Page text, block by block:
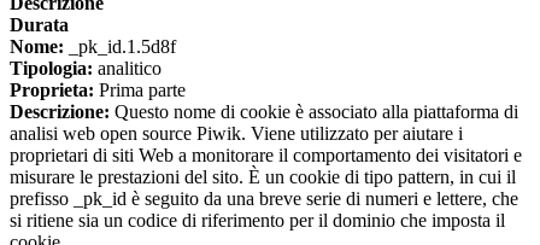
Durata
Nome: _pk_id.1.5d8f
Tipologia: analitico
Proprieta: Prima parte
Descrizione: Questo nome di cookie è associato alla piattaforma di
analisi web open source Piwik. Viene utilizzato per aiutare i
proprietari di siti Web a monitorare il comportamento dei visitatori e
misurare le prestazioni del sito. È un cookie di tipo pattern, in cui il
prefisso _pk_id è seguito da una breve serie di numeri e lettere, che
si ritiene sia un codice di riferimento per il dominio che imposta il